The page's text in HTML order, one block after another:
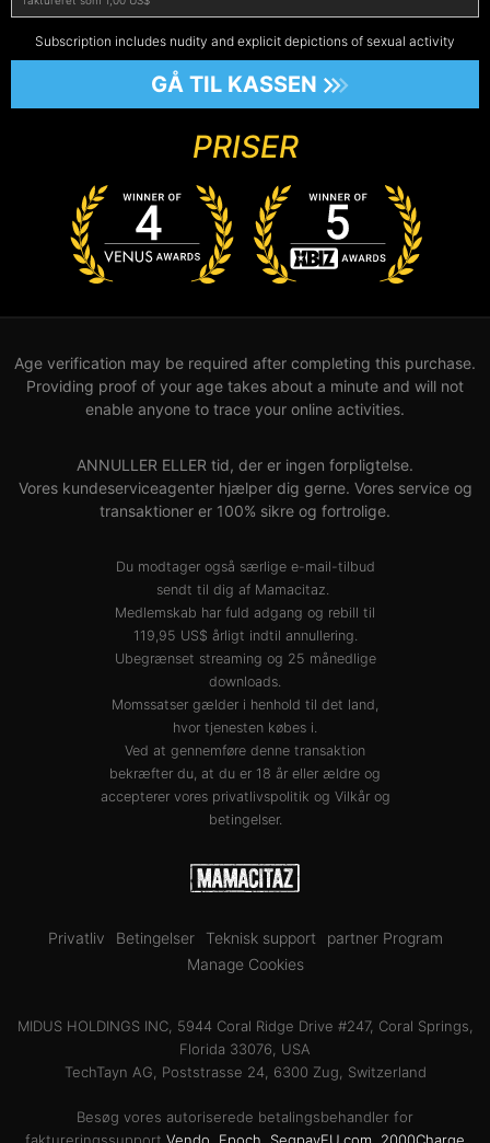
Subscription includes nudity and explicit depictions of sexual activity
GÅ TIL KASSEN
PRISER
Age verification may be required after completing this purchase.
Providing proof of your age takes about a minute and will not
enable anyone to trace your online activities.
ANNULLER ELLER tid, der er ingen forpligtelse.
Vores kundeserviceagenter hjælper dig gerne. Vores service og
transaktioner er 100% sikre og fortrolige.
Du modtager også særlige e-mail-tilbud
sendt til dig af Mamacitaz.
Medlemskab har fuld adgang og rebill til
119,95 US$ årligt indtil annullering.
Ubegrænset streaming og 25 månedlige
downloads.
Momssatser gælder i henhold til det land,
hvor tjenesten købes i.
Ved at gennemføre denne transaktion
bekræfter du, at du er 18 år eller ældre og
accepterer vores privatlivspolitik og Vilkår og
betingelser.
Privatliv Betingelser Teknisk support
partner Program
Manage Cookies
MIDUS HOLDINGS INC, 5944 Coral Ridge Drive #247, Coral Springs,
Florida 33076, USA
TechTayn AG, Poststrasse 24, 6300 Zug, Switzerland
Besøg vores autoriserede betalingsbehandler for
faktureringssupport Vendo Epoch SegpayEU.com 2000Charge